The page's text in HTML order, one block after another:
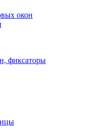
окон
фиксаторы